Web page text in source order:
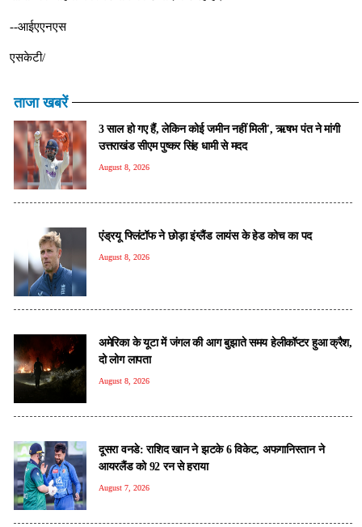
--आईएएनएस
एसकेटी/
ताजा खबरें
3 साल हो गए हैं, लेकिन कोई जमीन नहीं मिली', ऋषभ पंत ने मांगी
उत्तराखंड सीएम पुष्कर सिंह धामी से मदद
August 8, 2026
एंड्रयू फ्लिंटॉफ ने छोड़ा इंग्लैंड लायंस के हेड कोच का पद
August 8, 2026
अमेरिका के यूटा में जंगल की आग बुझाते समय हेलीकॉप्टर हुआ क्रैश,
दो लोग लापता
August 8, 2026
दूसरा वनडे: राशिद खान ने झटके 6 विकेट, अफगानिस्तान ने
आयरलैंड को 92 रन से हराया
August 7, 2026